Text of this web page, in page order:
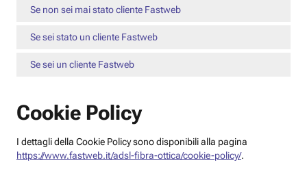
Se non sei mai stato cliente Fastweb
Se sei stato un cliente Fastweb
Se sei un cliente Fastweb
Cookie Policy
I dettagli della Cookie Policy sono disponibili alla pagina
https://www.fastweb.it/adsl-fibra-ottica/cookie-policy/.